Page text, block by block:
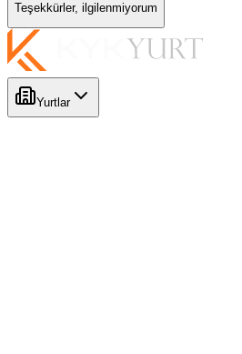
Teşekkürler, ilgilenmiyorum
Yurtlar